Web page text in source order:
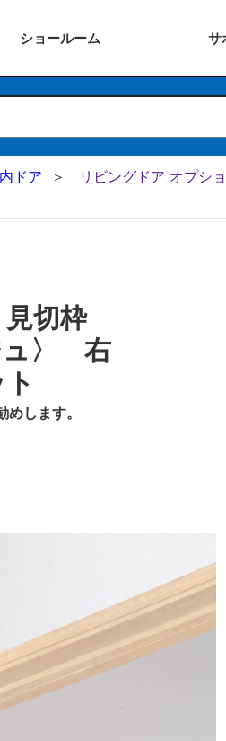
ショールーム サ
ドア
リビングドア オプシ
切枠
ュ〉 右
します。